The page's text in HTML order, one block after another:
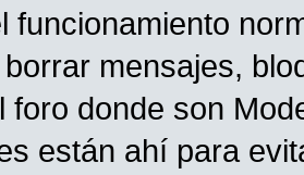
funcionamiento
mensajes,
foro donde son
están ahí para